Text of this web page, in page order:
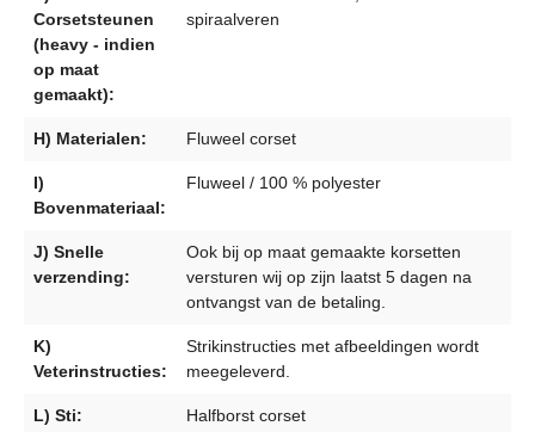
Corsetsteunen
(heavy - indien
op maat
gemaakt):
spiraalveren
H) Materialen: Fluweel corset
I)
Bovenmateriaal:
Fluweel / 100 % polyester
J) Snelle
verzending:
Ook bij op maat gemaakte korsetten
versturen wij op zijn laatst 5 dagen na
ontvangst van de betaling.
K)
Veterinstructies:
Strikinstructies met afbeeldingen wordt
meegeleverd.
L) Sti: Halfborst corset